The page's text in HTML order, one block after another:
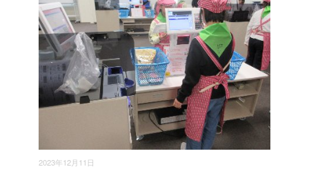
2023年12月11日